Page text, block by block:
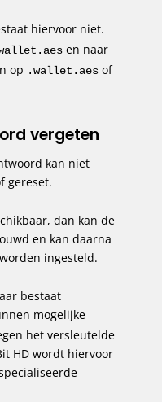
hiervoor niet.
en naar
op .wallet.aesof
vergeten
kan niet
gereset.
dan kan de
en kan daarna
ingesteld.
bestaat
mogelijke
het versleutelde
HD wordt hiervoor